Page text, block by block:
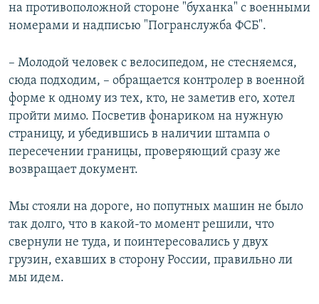
на противоположной стороне "буханка" с военными
номерами и надписью "Погранслужба ФСБ".
– Молодой человек с велосипедом, не стесняемся,
сюда подходим, – обращается контролер в военной
форме к одному из тех, кто, не заметив его, хотел
пройти мимо. Посветив фонариком на нужную
страницу, и убедившись в наличии штампа о
пересечении границы, проверяющий сразу же
возвращает документ.
Мы стояли на дороге, но попутных машин не было
так долго, что в какой-то момент решили, что
свернули не туда, и поинтересовались у двух
грузин, ехавших в сторону России, правильно ли
мы идем.